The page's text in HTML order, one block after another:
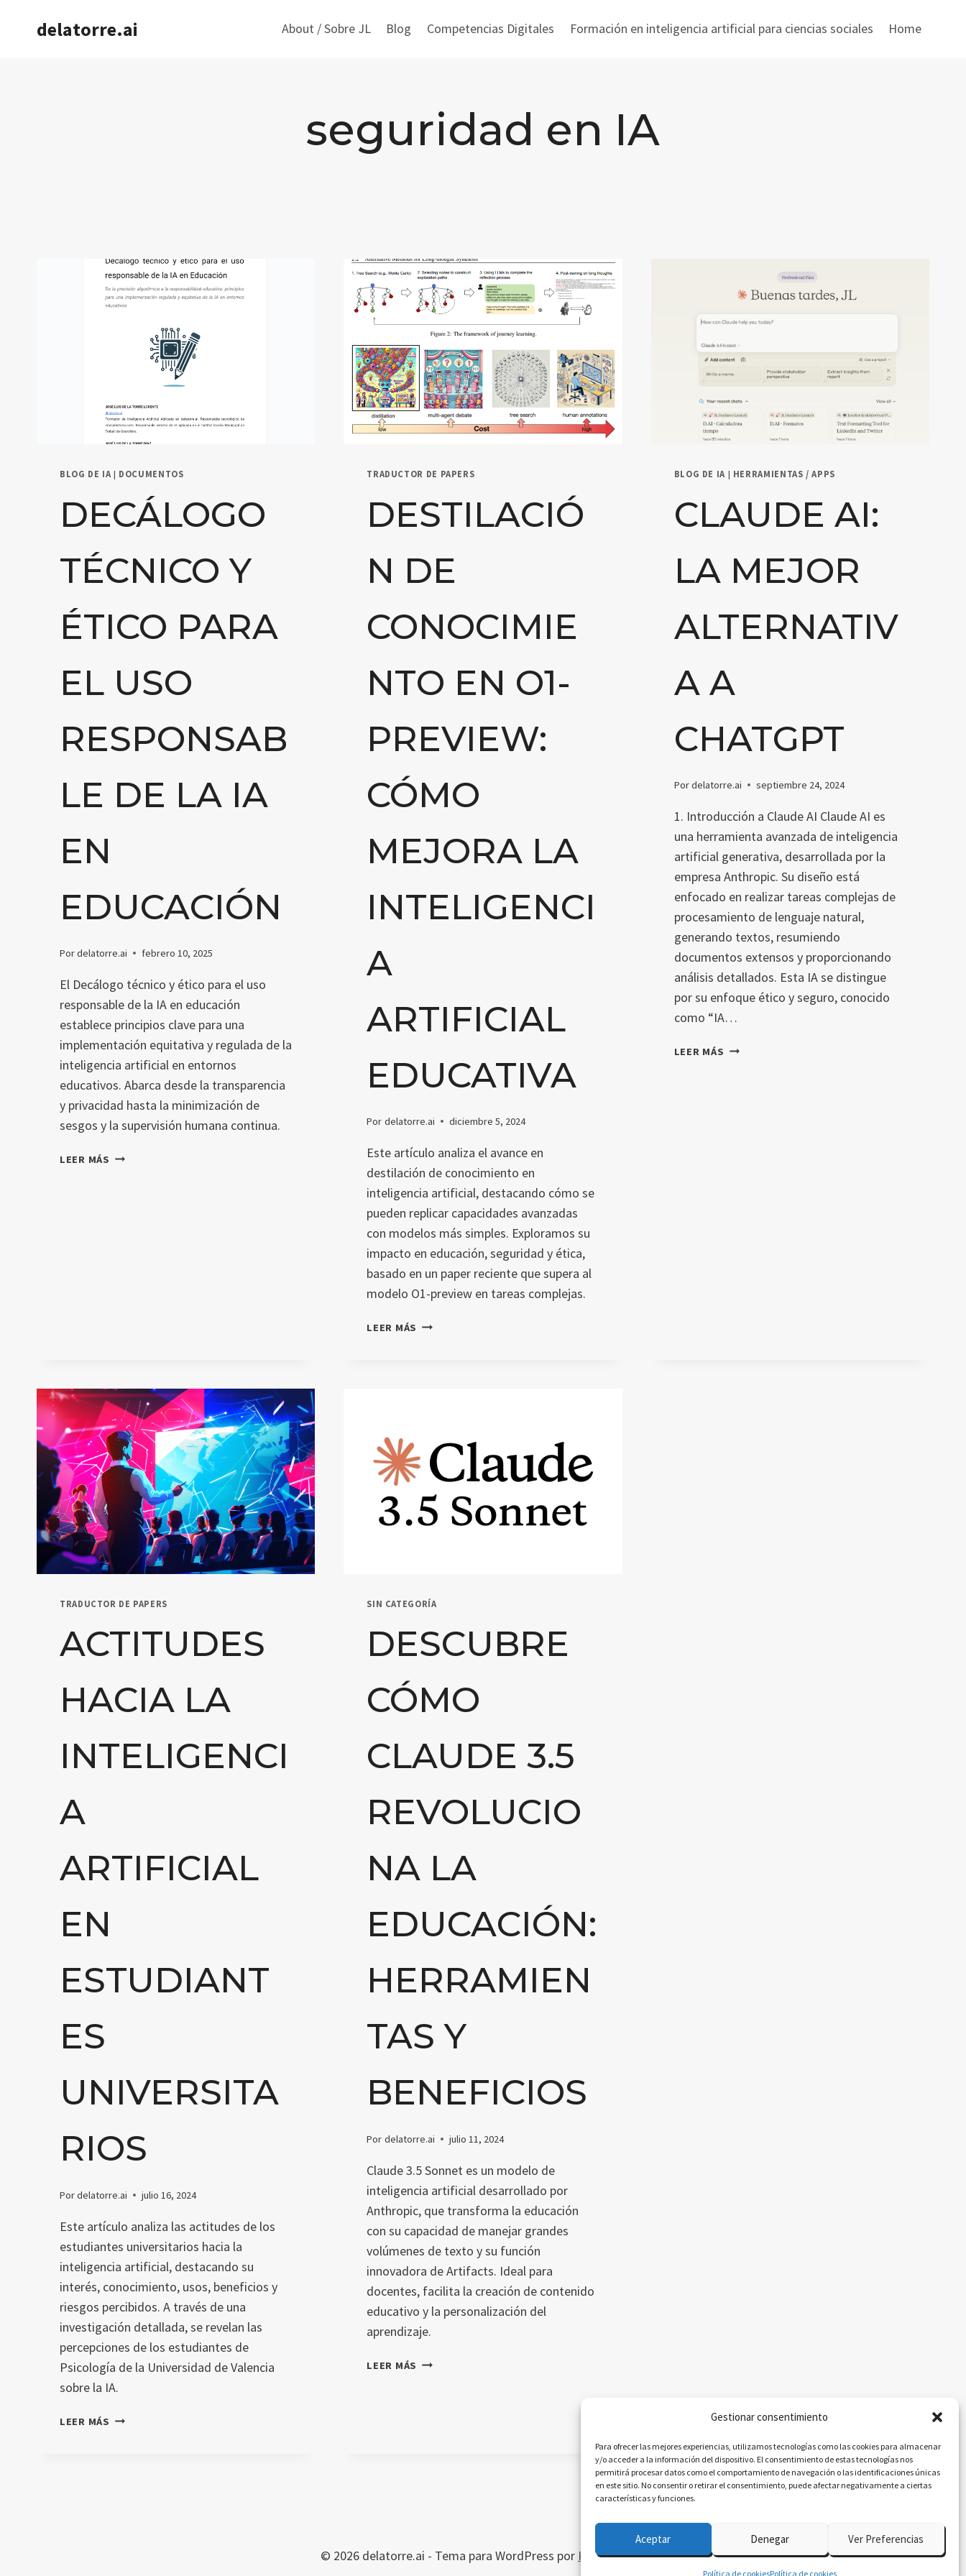
Gestionar consentimiento
Para ofrecer las mejores experiencias, utilizamos tecnologías como las cookies para almacenar
y/o acceder a la información del dispositivo. El consentimiento de estas tecnologías nos
permitirá procesar datos como el comportamiento de navegación o las identificaciones únicas
en este sitio. No consentir o retirar el consentimiento, puede afectar negativamente a ciertas
características y funciones.
Aceptar Denegar Ver Preferencias
Política de cookiesPolítica de cookies
delatorre.ai About / Sobre JL Blog Competencias Digitales Formación en inteligencia artificial para ciencias sociales Home
seguridad en IA
BLOG DE IA | DOCUMENTOS
DECÁLOGO
TÉCNICO Y
ÉTICO PARA
EL USO
RESPONSAB
LE DE LA IA
EN
EDUCACIÓN
Pordelatorre.ai febrero 10, 2025
El Decálogo técnico y ético para el uso
responsable de la IA en educación
establece principios clave para una
implementación equitativa y regulada de la
inteligencia artificial en entornos
educativos. Abarca desde la transparencia
y privacidad hasta la minimización de
sesgos y la supervisión humana continua.
LEER MÁS DECÁLOGO
TRADUCTOR DE PAPERS
DESTILACIÓ
N DE
CONOCIMIE
NTO EN O1-
PREVIEW:
CÓMO
MEJORA LA
INTELIGENCI
A
ARTIFICIAL
EDUCATIVA
Por delatorre.ai diciembre 5, 2024
Este artículo analiza el avance en
destilación de conocimiento en
inteligencia artificial, destacando cómo se
pueden replicar capacidades avanzadas
con modelos más simples. Exploramos su
impacto en educación, seguridad y ética,
basado en un paper reciente que supera al
modelo O1-preview en tareas complejas.
LEER MÁS DESTILACIÓN
MEJORA
LA
INTELIGENCIA
EDUCATIVA
BLOG DE IA | HERRAMIENTAS / APPS
CLAUDE AI:
LA MEJOR
ALTERNATIV
A A
CHATGPT
Pordelatorre.ai septiembre 24, 2024
1. Introducción a Claude AI Claude AI es
una herramienta avanzada de inteligencia
artificial generativa, desarrollada por la
empresa Anthropic. Su diseño está
enfocado en realizar tareas complejas de
procesamiento de lenguaje natural,
generando textos, resumiendo
documentos extensos y proporcionando
análisis detallados. Esta IA se distingue
por su enfoque ético y seguro, conocido
como “IA…
LEER MÁS CLAUDE
TRADUCTOR DE PAPERS
ACTITUDES
HACIA LA
INTELIGENCI
A
ARTIFICIAL
EN
ESTUDIANT
ES
UNIVERSITA
RIOS
Pordelatorre.ai julio 16, 2024
Este artículo analiza las actitudes de los
estudiantes universitarios hacia la
inteligencia artificial, destacando su
interés, conocimiento, usos, beneficios y
riesgos percibidos. A través de una
investigación detallada, se revelan las
percepciones de los estudiantes de
Psicología de la Universidad de Valencia
sobre la IA.
LEER MÁS ACTITUDES
SIN CATEGORÍA
DESCUBRE
CÓMO
CLAUDE 3.5
REVOLUCIO
NA LA
EDUCACIÓN:
HERRAMIEN
TAS Y
BENEFICIOS
Por delatorre.ai julio 11, 2024
Claude 3.5 Sonnet es un modelo de
inteligencia artificial desarrollado por
Anthropic, que transforma la educación
con su capacidad de manejar grandes
volúmenes de texto y su función
innovadora de Artifacts. Ideal para
docentes, facilita la creación de contenido
educativo y la personalización del
aprendizaje.
LEER MÁS DESCUBRE
© 2026 delatorre.ai - Tema para WordPress por Kadence WP